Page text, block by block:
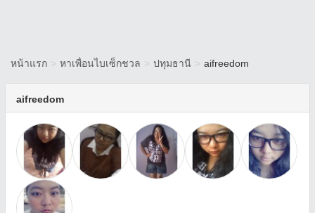
หน้าแรก > หาเพื่อนไบเซ็กชวล > ปทุมธานี > aifreedom
aifreedom